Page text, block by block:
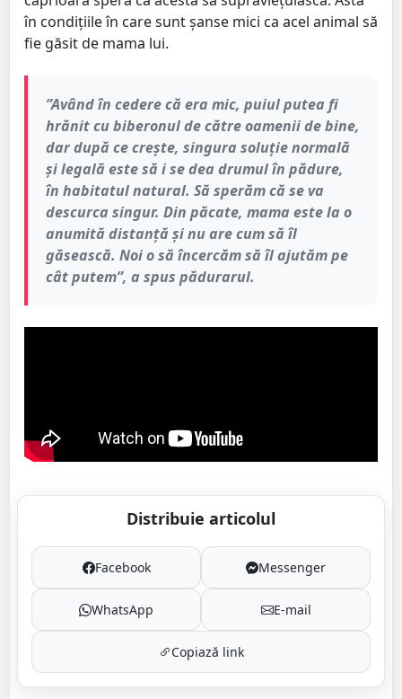
în condițiile în care sunt șanse mici ca acel animal să
fie găsit de mama lui.
”Având în cedere că era mic, puiul putea fi
hrănit cu biberonul de către oamenii de bine,
dar după ce crește, singura soluție normală
și legală este să i se dea drumul în pădure,
în habitatul natural. Să sperăm că se va
descurca singur. Din păcate, mama este la o
anumită distanță și nu are cum să îl
găsească. Noi o să încercăm să îl ajutăm pe
cât putem”, a spus pădurarul.
Distribuie articolul
Facebook Messenger
WhatsApp E-mail
Copiază link